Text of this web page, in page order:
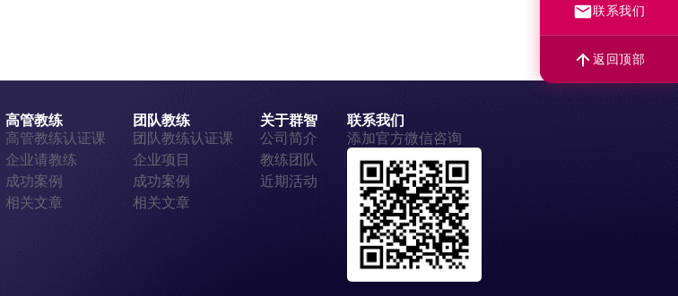
高管教练
高管教练认证课
企业请教练
成功案例
相关文章
团队教练
团队教练认证课
企业项目
成功案例
相关文章
关于群智
公司简介
教练团队
近期活动
联系我们
添加官方微信咨询
联系我们
返回顶部